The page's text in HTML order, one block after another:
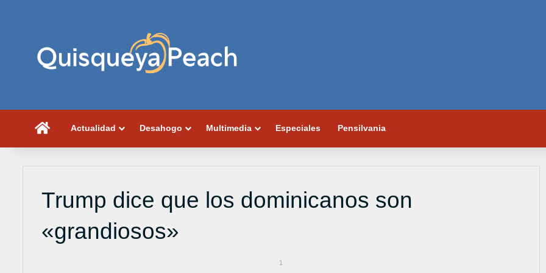
PortadaActualidad Desahogo Multimedia Especiales Pensilvania
Trump dice que los dominicanos son
«grandiosos»
1